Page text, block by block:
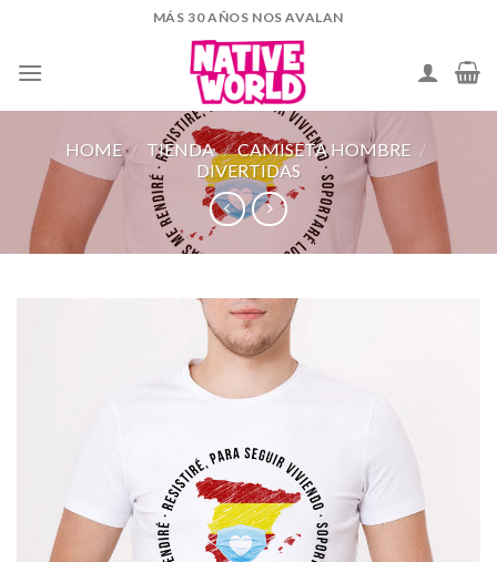
content
MÁS 30 AÑOS NOS AVALAN
HOME / TIENDA / CAMISETA HOMBRE /
DIVERTIDAS